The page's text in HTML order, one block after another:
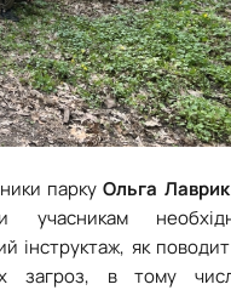
парку Ольга Лаврик
учасникам
інструктаж, як
загроз, в тому